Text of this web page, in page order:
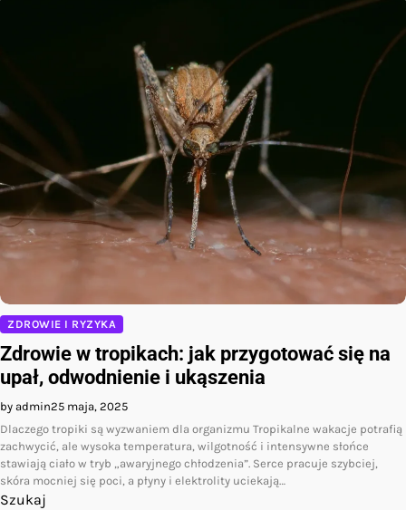
ZDROWIE I RYZYKA
Zdrowie w tropikach: jak przygotować się na
upał, odwodnienie i ukąszenia
by admin25 maja, 2025
Dlaczego tropiki są wyzwaniem dla organizmu Tropikalne wakacje potrafią
zachwycić, ale wysoka temperatura, wilgotność i intensywne słońce
stawiają ciało w tryb „awaryjnego chłodzenia”. Serce pracuje szybciej,
skóra mocniej się poci, a płyny i elektrolity uciekają…
Szukaj